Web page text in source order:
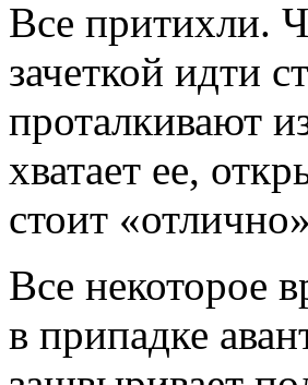
Все притихли.
зачеткой идти
проталкивают
хватает ее,
стоит
Все некоторое
в припадке